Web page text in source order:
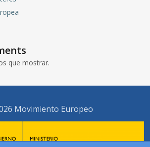
que mostrar.
Movimiento Europeo